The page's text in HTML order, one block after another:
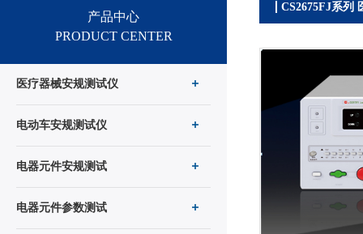
产品中心
PRODUCT CENTER
医疗器械安规测试仪
电动车安规测试仪
电器元件安规测试
电器元件参数测试
CS2675FJ系列